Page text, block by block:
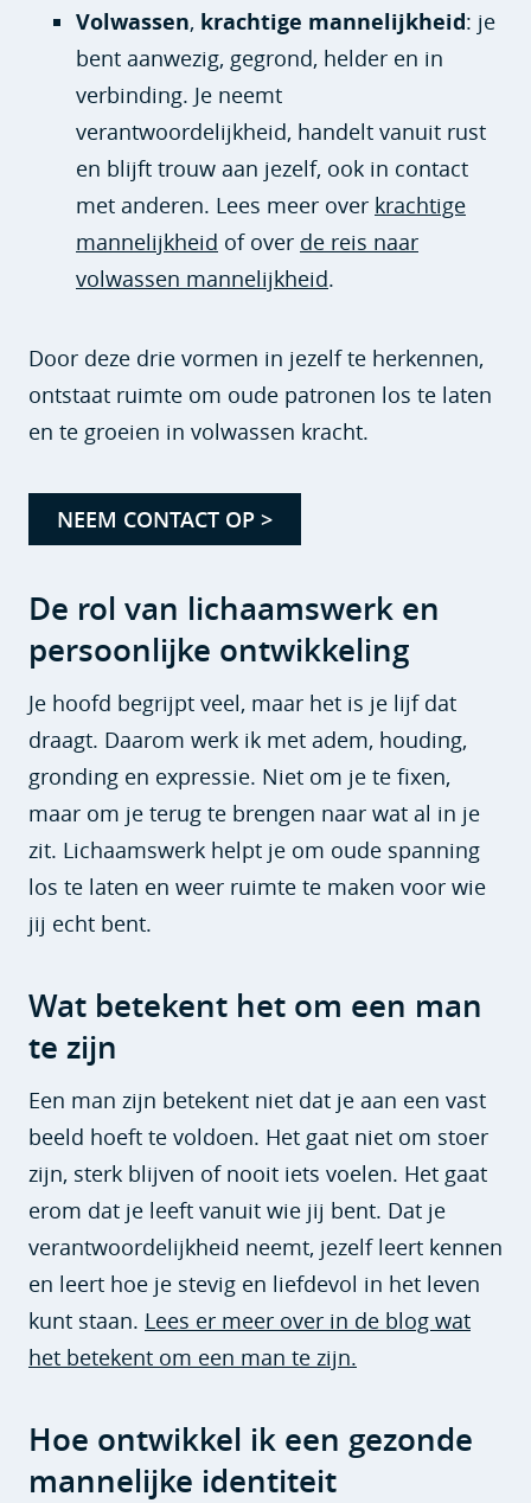
Volwassen, krachtige mannelijkheid: je
bent aanwezig, gegrond, helder en in
verbinding. Je neemt
verantwoordelijkheid, handelt vanuit rust
en blijft trouw aan jezelf, ook in contact
met anderen. Lees meer over krachtige
mannelijkheid of over de reis naar
volwassen mannelijkheid.
Door deze drie vormen in jezelf te herkennen,
ontstaat ruimte om oude patronen los te laten
en te groeien in volwassen kracht.
NEEM CONTACT OP >
De rol van lichaamswerk en
persoonlijke ontwikkeling
Je hoofd begrijpt veel, maar het is je lijf dat
draagt. Daarom werk ik met adem, houding,
gronding en expressie. Niet om je te fixen,
maar om je terug te brengen naar wat al in je
zit. Lichaamswerk helpt je om oude spanning
los te laten en weer ruimte te maken voor wie
jij echt bent.
Wat betekent het om een man
te zijn
Een man zijn betekent niet dat je aan een vast
beeld hoeft te voldoen. Het gaat niet om stoer
zijn, sterk blijven of nooit iets voelen. Het gaat
erom dat je leeft vanuit wie jij bent. Dat je
verantwoordelijkheid neemt, jezelf leert kennen
en leert hoe je stevig en liefdevol in het leven
kunt staan. Lees er meer over in de blog wat
het betekent om een man te zijn.
Hoe ontwikkel ik een gezonde
mannelijke identiteit